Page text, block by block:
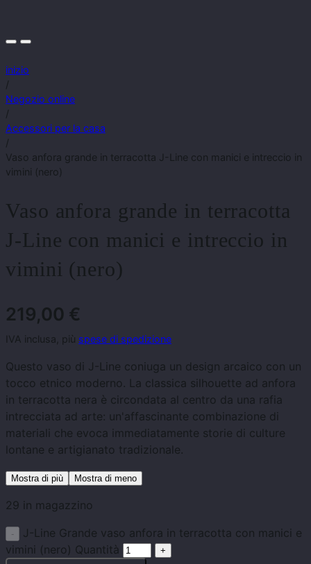
inizio
/
Negozio online
/
Accessori per la casa
/
Vaso anfora grande in terracotta J-Line con manici e intreccio in
vimini (nero)
Vaso anfora grande in terracotta
J-Line con manici e intreccio in
vimini (nero)
219,00 €
IVA inclusa, più spese di spedizione
Questo vaso di J-Line coniuga un design arcaico con un
tocco etnico moderno. La classica silhouette ad anfora
in terracotta nera è circondata al centro da una rafia
intrecciata ad arte: un'affascinante combinazione di
materiali che evoca immediatamente storie di culture
lontane e artigianato tradizionale.
Mostra di più Mostra di meno
29 in magazzino
J-Line Grande vaso anfora in terracotta con manici e
vimini (nero) Quantità